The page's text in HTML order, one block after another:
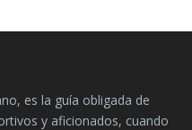
es la guía obligada de
y aficionados, cuando